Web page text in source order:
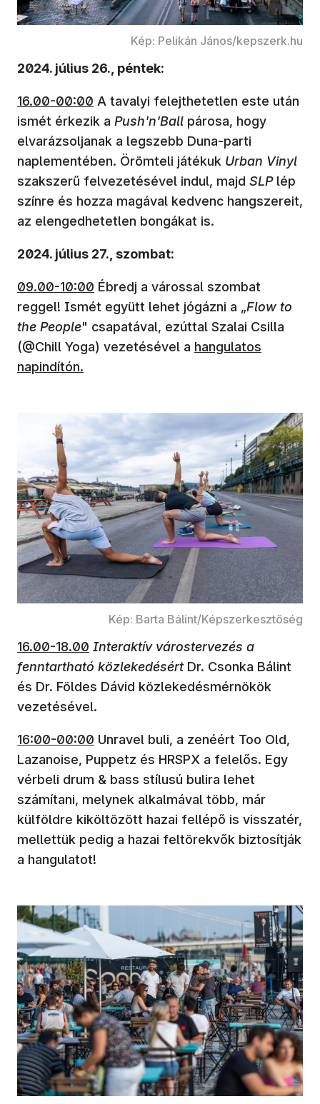
Kép: Pelikán János/kepszerk.hu
2024. július 26., péntek:
16.00-00:00 A tavalyi felejthetetlen este után
ismét érkezik a Push'n'Ball párosa, hogy
elvarázsoljanak a legszebb Duna-parti
naplementében. Örömteli játékuk Urban Vinyl
szakszerű felvezetésével indul, majd SLPlép
színre és hozza magával kedvenc hangszereit,
az elengedhetetlen bongákat is.
2024. július 27., szombat:
09.00-10:00 Ébredj a várossal szombat
reggel! Ismét együtt lehet jógázni a „Flow to
the People" csapatával, ezúttal Szalai Csilla
(@Chill Yoga) vezetésével a hangulatos
napindítón.
Kép: Barta Bálint/Képszerkesztőség
16.00-18.00 Interaktív várostervezés a
fenntartható közlekedésértDr. Csonka Bálint
és Dr. Földes Dávid közlekedésmérnökök
vezetésével.
16:00-00:00 Unravel buli, a zenéért Too Old,
Lazanoise, Puppetz és HRSPX a felelős. Egy
vérbeli drum & bass stílusú bulira lehet
számítani, melynek alkalmával több, már
külföldre kiköltözött hazai fellépő is visszatér,
mellettük pedig a hazai feltörekvők biztosítják
a hangulatot!